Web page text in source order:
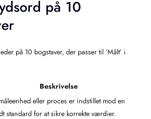
på 10
på 10 bogstaver, der passer til ‘Målt’ i
Beskrivelse
eller proces er indstillet mod en
standard for at sikre korrekte værdier.